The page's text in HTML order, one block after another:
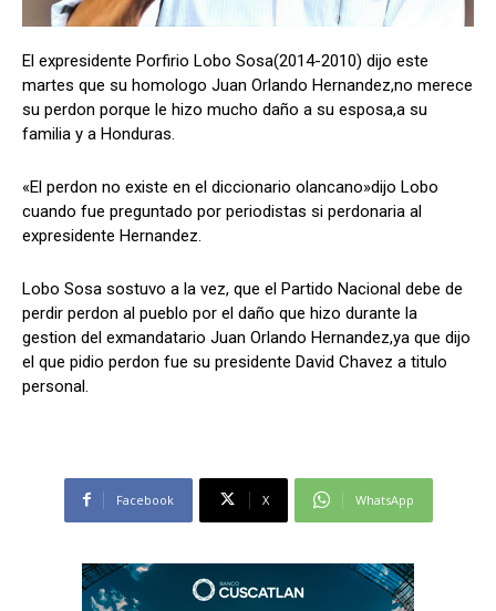
Comparta
Facebook X WhatsApp
Síganos
Comparta
Facebook X WhatsApp
Síganos
El expresidente Porfirio Lobo Sosa(2014-2010) dijo este
martes que su homologo Juan Orlando Hernandez,no merece
su perdon porque le hizo mucho daño a su esposa,a su
familia y a Honduras.
«El perdon no existe en el diccionario olancano»dijo Lobo
cuando fue preguntado por periodistas si perdonaria al
expresidente Hernandez.
Lobo Sosa sostuvo a la vez, que el Partido Nacional debe de
perdir perdon al pueblo por el daño que hizo durante la
gestion del exmandatario Juan Orlando Hernandez,ya que dijo
el que pidio perdon fue su presidente David Chavez a titulo
personal.
Facebook X WhatsApp